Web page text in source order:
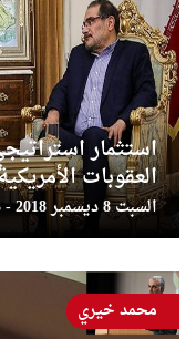
استثمار
العقوبات
السبت 8 ديسمبر 2018 - 13:23:43
محمد خيري